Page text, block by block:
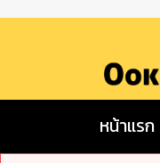
หน้าแรก